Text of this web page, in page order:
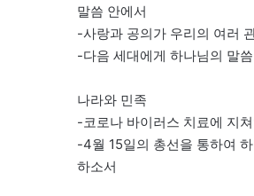
말씀 안에서
-사랑과 공의가 우리의 여러
-다음 세대에게 하나님의 말
나라와 민족
-코로나 바이러스 치료에 지
-4월 15일의 총선을 통하여
하소서